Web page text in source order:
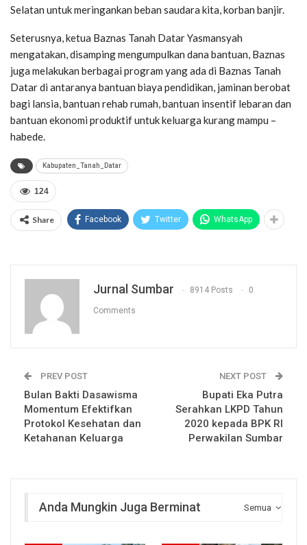
Selatan untuk meringankan beban saudara kita, korban banjir.
Seterusnya, ketua Baznas Tanah Datar Yasmansyah
mengatakan, disamping mengumpulkan dana bantuan, Baznas
juga melakukan berbagai program yang ada di Baznas Tanah
Datar di antaranya bantuan biaya pendidikan, jaminan berobat
bagi lansia, bantuan rehab rumah, bantuan insentif lebaran dan
bantuan ekonomi produktif untuk keluarga kurang mampu –
habede.
Kabupaten_Tanah_Datar
124
Share Facebook Twitter WhatsApp
Jurnal Sumbar 8914 Posts 0
Comments
PREV POST
Bulan Bakti Dasawisma
Momentum Efektifkan
Protokol Kesehatan dan
Ketahanan Keluarga
NEXT POST
Bupati Eka Putra
Serahkan LKPD Tahun
2020 kepada BPK RI
Perwakilan Sumbar
Semua
Anda Mungkin Juga Berminat